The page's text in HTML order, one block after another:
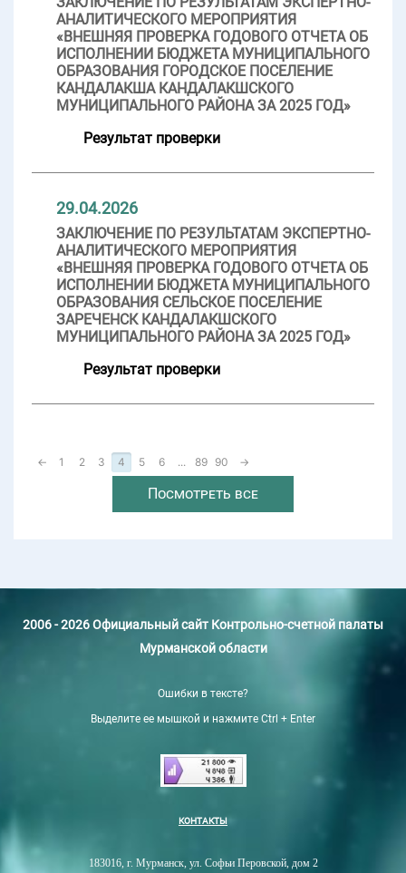
АНАЛИТИЧЕСКОГО МЕРОПРИЯТИЯ
«ВНЕШНЯЯ ПРОВЕРКА ГОДОВОГО ОТЧЕТА ОБ
ИСПОЛНЕНИИ БЮДЖЕТА МУНИЦИПАЛЬНОГО
ОБРАЗОВАНИЯ ГОРОДСКОЕ ПОСЕЛЕНИЕ
КАНДАЛАКША КАНДАЛАКШСКОГО
МУНИЦИПАЛЬНОГО РАЙОНА ЗА 2025 ГОД»
Результат проверки
29.04.2026
ЗАКЛЮЧЕНИЕ ПО РЕЗУЛЬТАТАМ ЭКСПЕРТНО-
АНАЛИТИЧЕСКОГО МЕРОПРИЯТИЯ
«ВНЕШНЯЯ ПРОВЕРКА ГОДОВОГО ОТЧЕТА ОБ
ИСПОЛНЕНИИ БЮДЖЕТА МУНИЦИПАЛЬНОГО
ОБРАЗОВАНИЯ СЕЛЬСКОЕ ПОСЕЛЕНИЕ
ЗАРЕЧЕНСК КАНДАЛАКШСКОГО
МУНИЦИПАЛЬНОГО РАЙОНА ЗА 2025 ГОД»
Результат проверки
← 1 2 3 4 5 6 ... 89 90 →
Посмотреть все
2006 - 2026 Официальный сайт Контрольно-счетной палаты
Мурманской области
Ошибки в тексте?
Выделите ее мышкой и нажмите Ctrl + Enter
КОНТАКТЫ
183016, г. Мурманск, ул. Софьи Перовской, дом 2